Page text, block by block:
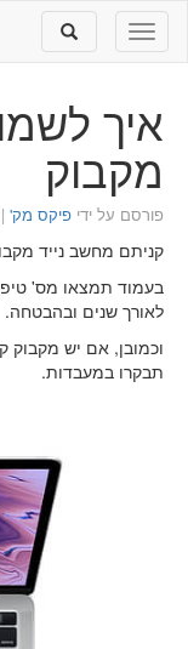
Toggle
navigation
Toggle
search
איך
מקבוק
פורסם על ידי פיקס מק' |
קניתם מחשב נייד
בעמוד תמצאו מס'
לאורך שנים ובהבטחה.
וכמובן, אם יש מקבוק
תבקרו במעבדות.